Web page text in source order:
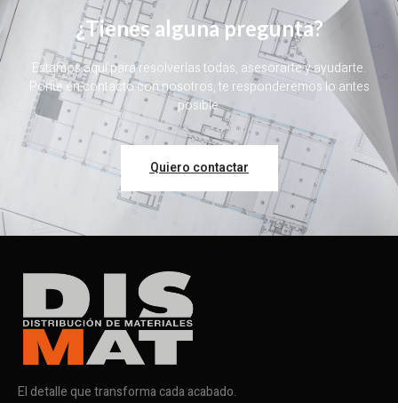
¿Tienes alguna pregunta?
Estamos aquí para resolverlas todas, asesorarte y ayudarte.
Ponte en contacto con nosotros, te responderemos lo antes
posible.
Quiero contactar
El detalle que transforma cada acabado.